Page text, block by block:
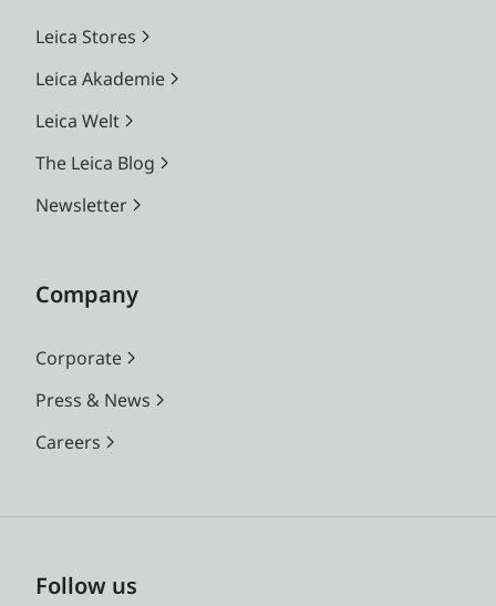
Leica Stores
Leica Akademie
Leica Welt
The Leica Blog
Newsletter
Company
Corporate
Press & News
Careers
Follow us